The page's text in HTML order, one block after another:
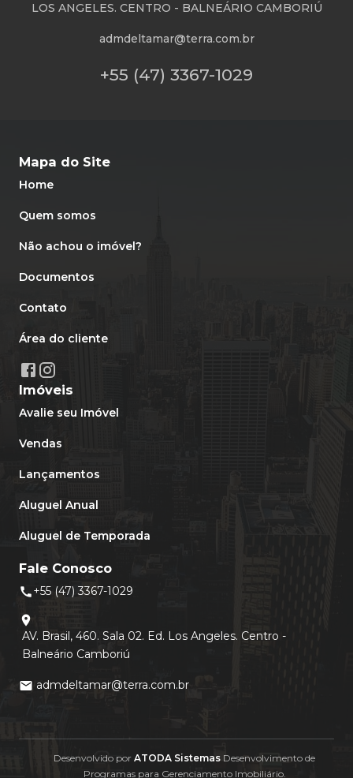
LOS ANGELES. CENTRO - BALNEÁRIO CAMBORIÚ
admdeltamar@terra.com.br
+55 (47) 3367-1029
Mapa do Site
Home
Quem somos
Não achou o imóvel?
Documentos
Contato
Área do cliente
Imóveis
Avalie seu Imóvel
Vendas
Lançamentos
Aluguel Anual
Aluguel de Temporada
Fale Conosco
call+55 (47) 3367-1029
location_on
AV. Brasil, 460. Sala 02. Ed. Los Angeles. Centro -
Balneário Camboriú
mail admdeltamar@terra.com.br
Desenvolvido por ATODA Sistemas Desenvolvimento de
Programas para Gerenciamento Imobiliário.